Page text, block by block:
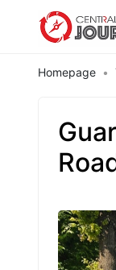
Homepage